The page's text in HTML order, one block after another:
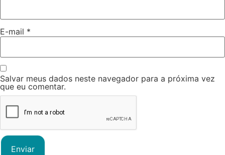
E-mail *
Salvar meus dados neste navegador para a próxima vez
que eu comentar.